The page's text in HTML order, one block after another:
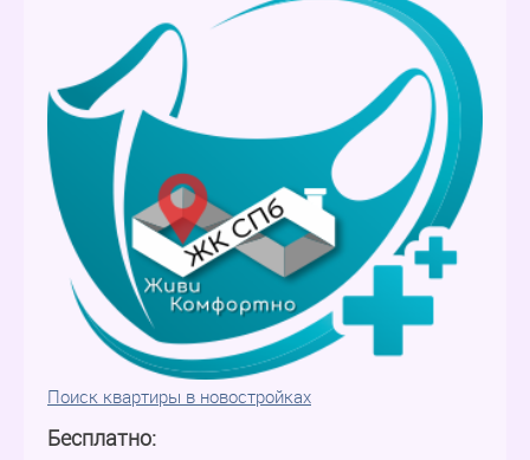
Поиск квартиры в новостройках
Бесплатно: